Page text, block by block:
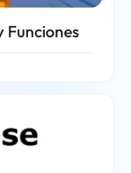
Funciones